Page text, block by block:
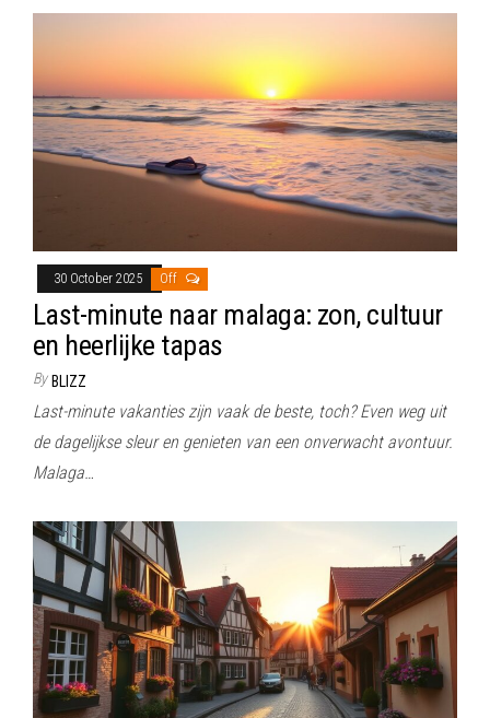
30 October 2025 Off
Last-minute naar malaga: zon, cultuur
en heerlijke tapas
By BLIZZ
Last-minute vakanties zijn vaak de beste, toch? Even weg uit
de dagelijkse sleur en genieten van een onverwacht avontuur.
Malaga…